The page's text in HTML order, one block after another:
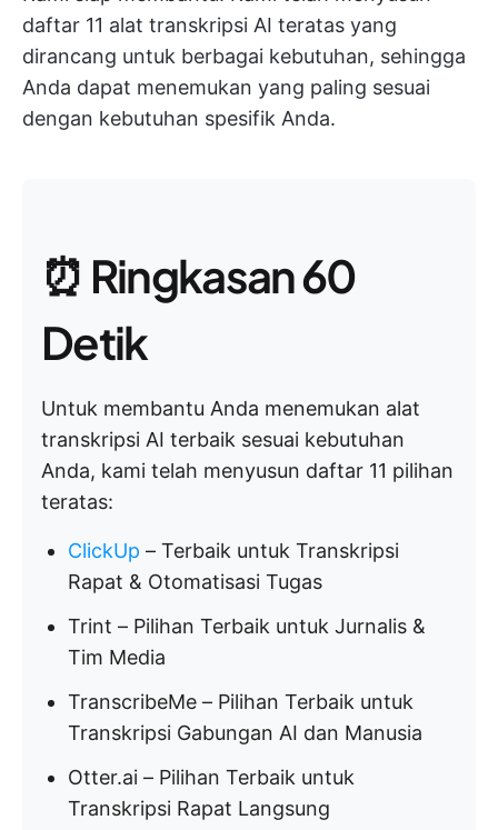
daftar 11 alat transkripsi AI teratas yang
dirancang untuk berbagai kebutuhan, sehingga
Anda dapat menemukan yang paling sesuai
dengan kebutuhan spesifik Anda.
⏰ Ringkasan 60
Detik
Untuk membantu Anda menemukan alat
transkripsi AI terbaik sesuai kebutuhan
Anda, kami telah menyusun daftar 11 pilihan
teratas:
ClickUp – Terbaik untuk Transkripsi
Rapat & Otomatisasi Tugas
Trint – Pilihan Terbaik untuk Jurnalis &
Tim Media
TranscribeMe – Pilihan Terbaik untuk
Transkripsi Gabungan AI dan Manusia
Otter.ai – Pilihan Terbaik untuk
Transkripsi Rapat Langsung